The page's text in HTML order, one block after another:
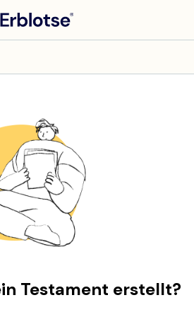
Testament erstellt?